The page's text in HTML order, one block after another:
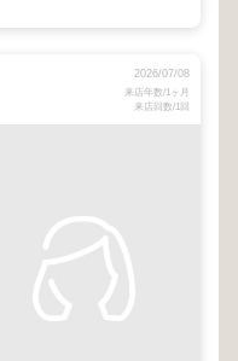
2026/07/08
来店年数/1ヶ月
来店回数/1回